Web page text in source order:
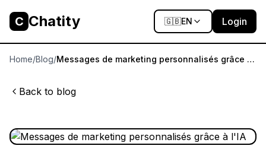
C Chatity 🇬🇧EN Login
Home/Blog/Messages de marketing personnalisés grâce à
Back to blog